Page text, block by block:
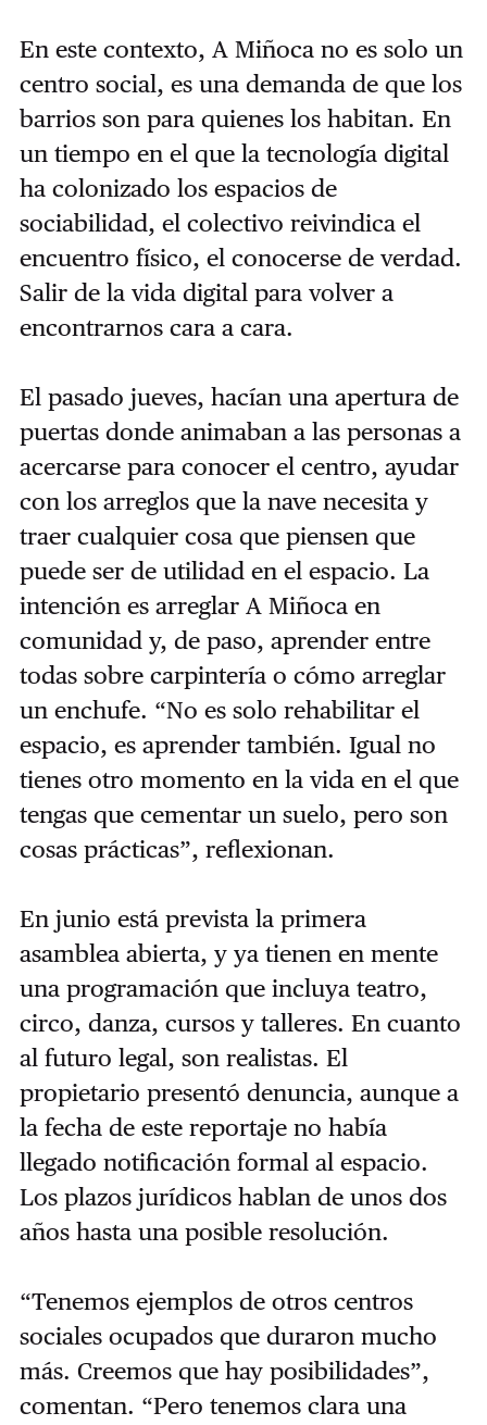
En este contexto, A Miñoca no es solo un
centro social, es una demanda de que los
barrios son para quienes los habitan. En
un tiempo en el que la tecnología digital
ha colonizado los espacios de
sociabilidad, el colectivo reivindica el
encuentro físico, el conocerse de verdad.
Salir de la vida digital para volver a
encontrarnos cara a cara.
El pasado jueves, hacían una apertura de
puertas donde animaban a las personas a
acercarse para conocer el centro, ayudar
con los arreglos que la nave necesita y
traer cualquier cosa que piensen que
puede ser de utilidad en el espacio. La
intención es arreglar A Miñoca en
comunidad y, de paso, aprender entre
todas sobre carpintería o cómo arreglar
un enchufe. “No es solo rehabilitar el
espacio, es aprender también. Igual no
tienes otro momento en la vida en el que
tengas que cementar un suelo, pero son
cosas prácticas”, reflexionan.
En junio está prevista la primera
asamblea abierta, y ya tienen en mente
una programación que incluya teatro,
circo, danza, cursos y talleres. En cuanto
al futuro legal, son realistas. El
propietario presentó denuncia, aunque a
la fecha de este reportaje no había
llegado notificación formal al espacio.
Los plazos jurídicos hablan de unos dos
años hasta una posible resolución.
“Tenemos ejemplos de otros centros
sociales ocupados que duraron mucho
más. Creemos que hay posibilidades”,
comentan. “Pero tenemos clara una